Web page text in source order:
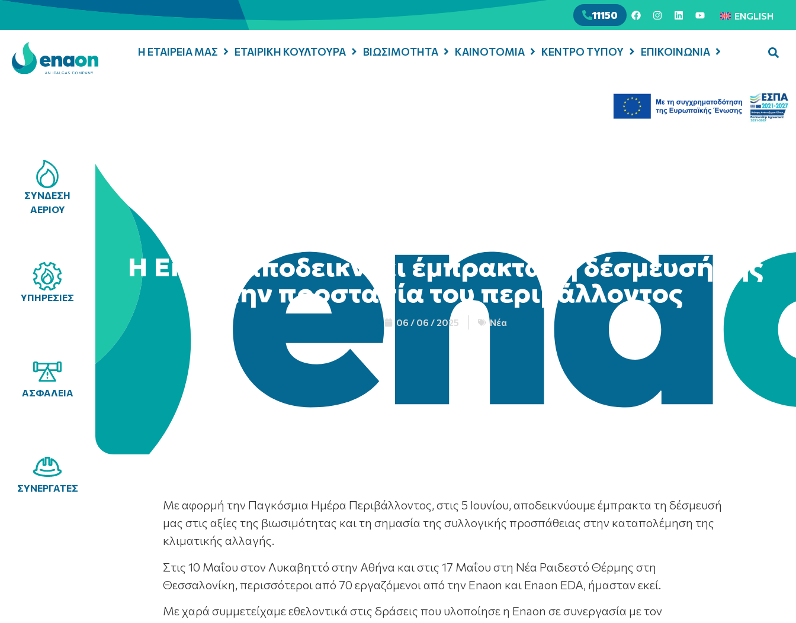
11150 ENGLISH
Η ΕΤΑΙΡΕΙΑ ΜΑΣ ΕΤΑΙΡΙΚΗ ΚΟΥΛΤΟΥΡΑ ΒΙΩΣΙΜΟΤΗΤΑ ΚΑΙΝΟΤΟΜΙΑ ΚΕΝΤΡΟ ΤΥΠΟΥ ΕΠΙΚΟΙΝΩΝΙΑ
ΣΥΝΔΕΣΗ
ΑΕΡΙΟΥ
ΥΠΗΡΕΣΙΕΣ
ΑΣΦΑΛΕΙΑ
ΣΥΝΕΡΓΑΤΕΣ
Η Enaon αποδεικνύει έμπρακτα τη δέσμευσή της
στην προστασία του περιβάλλοντος
06 / 06 / 2025 Νέα
Με αφορμή την Παγκόσμια Ημέρα Περιβάλλοντος, στις 5 Ιουνίου, αποδεικνύουμε έμπρακτα τη δέσμευσή
μας στις αξίες της βιωσιμότητας και τη σημασία της συλλογικής προσπάθειας στην καταπολέμηση της
κλιματικής αλλαγής.
Στις 10 Μαΐου στον Λυκαβηττό στην Αθήνα και στις 17 Μαΐου στη Νέα Ραιδεστό Θέρμης στη
Θεσσαλονίκη, περισσότεροι από 70 εργαζόμενοι από την Enaon και Enaon EDA, ήμασταν εκεί.
Με χαρά συμμετείχαμε εθελοντικά στις δράσεις που υλοποίησε η Enaon σε συνεργασία με τον